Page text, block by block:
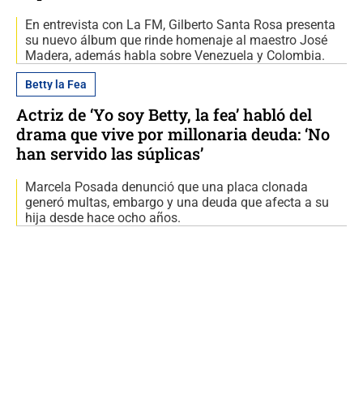
En entrevista con La FM, Gilberto Santa Rosa presenta
su nuevo álbum que rinde homenaje al maestro José
Madera, además habla sobre Venezuela y Colombia.
Betty la Fea
Actriz de ‘Yo soy Betty, la fea’ habló del
drama que vive por millonaria deuda: ‘No
han servido las súplicas’
Marcela Posada denunció que una placa clonada
generó multas, embargo y una deuda que afecta a su
hija desde hace ocho años.